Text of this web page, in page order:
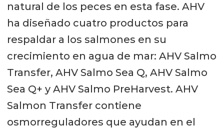
natural de los peces en esta fase. AHV
ha diseñado cuatro productos para
respaldar a los salmones en su
crecimiento en agua de mar: AHV Salmo
Transfer, AHV Salmo Sea Q, AHV Salmo
Sea Q+ y AHV Salmo PreHarvest. AHV
Salmon Transfer contiene
osmorreguladores que ayudan en el